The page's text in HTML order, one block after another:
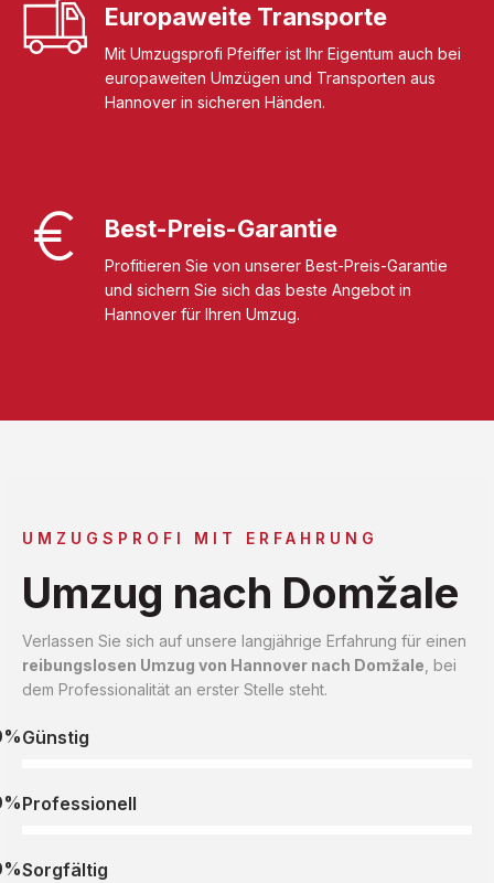
Europaweite Transporte
Mit Umzugsprofi Pfeiffer ist Ihr Eigentum auch bei
europaweiten Umzügen und Transporten aus
Hannover in sicheren Händen.
Best-Preis-Garantie
Profitieren Sie von unserer Best-Preis-Garantie
und sichern Sie sich das beste Angebot in
Hannover für Ihren Umzug.
UMZUGSPROFI MIT ERFAHRUNG
Umzug nach Domžale
Verlassen Sie sich auf unsere langjährige Erfahrung für einen
reibungslosen Umzug von Hannover nach Domžale , bei
dem Professionalität an erster Stelle steht.
Günstig
Professionell
Sorgfältig